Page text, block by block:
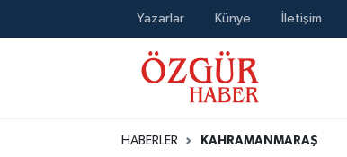
Yazarlar Künye İletişim
HABERLER KAHRAMANMARAŞ
MODA - GÜZELLİK
Nöbetçi Eczaneler